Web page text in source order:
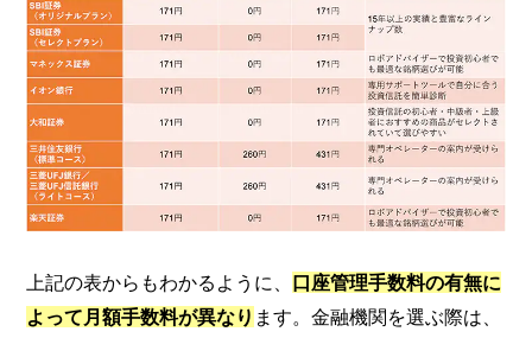
上記の表からもわかるように、 口座管理手数料の有無に
よって月額手数料が異なり ます。金融機関を選ぶ際は、